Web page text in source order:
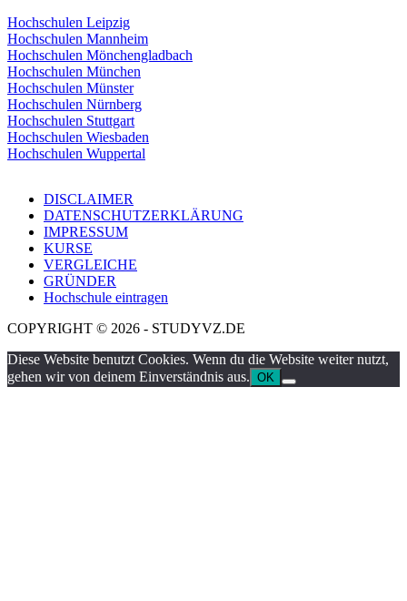
Hochschulen Leipzig
Hochschulen Mannheim
Hochschulen Mönchengladbach
Hochschulen München
Hochschulen Münster
Hochschulen Nürnberg
Hochschulen Stuttgart
Hochschulen Wiesbaden
Hochschulen Wuppertal
DISCLAIMER
DATENSCHUTZERKLÄRUNG
IMPRESSUM
KURSE
VERGLEICHE
GRÜNDER
Hochschule eintragen
COPYRIGHT © 2026 - STUDYVZ.DE
Diese Website benutzt Cookies. Wenn du die Website weiter nutzt,
gehen wir von deinem Einverständnis aus. OK